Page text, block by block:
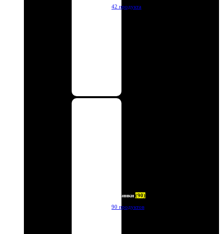
42 продукта
Новинки (90)
90 продуктов